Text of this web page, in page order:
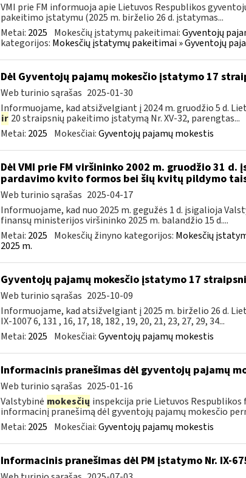
VMI prie FM informuoja apie Lietuvos Respublikos
pakeitimo įstatymu (2025 m. birželio 26 d. įstatymas...
Metai: 2025 Mokesčių įstatymų pakeitimai:Gyventojų
kategorijos: Mokesčių įstatymų pakeitimai » Gyventojų
Dėl Gyventojų pajamų mokesčio įstatymo 17
Web turinio sąrašas 2025-01-30
Informuojame, kad atsižvelgiant į 2024 m. gruodžio 5 d.
ir 20 straipsnių pakeitimo įstatymą Nr. XV-32, parengtas...
Metai: 2025 Mokesčiai:Gyventojų pajamų mokestis
Dėl VMI prie FM viršininko 2002 m. gruodžio 31
pardavimo kvito formos bei šių kvitų pildymo
Web turinio sąrašas 2025-04-17
Informuojame, kad nuo 2025 m. gegužės 1 d. įsigalioja
finansų ministerijos viršininko 2025 m. balandžio 15 d....
Metai: 2025 Mokesčių žinyno kategorijos: Mokesčių
2025 m.
Gyventojų pajamų mokesčio įstatymo 17
Web turinio sąrašas 2025-10-09
Informuojame, kad atsižvelgiant į 2025 m. birželio 26 d.
IX-1007 6, 131 , 16, 17, 18, 182 , 19, 20, 21, 23, 27, 29, 34...
Metai: 2025 Mokesčiai:Gyventojų pajamų mokestis
Informacinis pranešimas dėl gyventojų pajamų
Web turinio sąrašas 2025-01-16
Valstybinė mokesčių inspekcija prie Lietuvos
informacinį pranešimą dėl gyventojų pajamų mokesčio
Metai: 2025 Mokesčiai:Gyventojų pajamų mokestis
Informacinis pranešimas dėl PM įstatymo Nr. IX-